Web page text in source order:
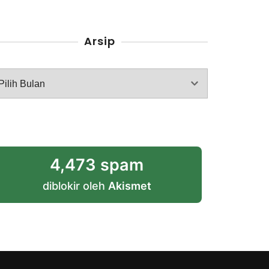
Arsip
4,473 spam
diblokir oleh Akismet